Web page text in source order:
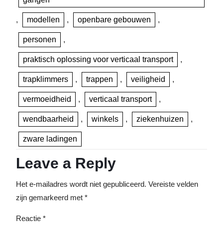
, modellen , openbare gebouwen ,
personen ,
praktisch oplossing voor verticaal transport ,
trapklimmers , trappen , veiligheid ,
vermoeidheid , verticaal transport ,
wendbaarheid , winkels , ziekenhuizen ,
zware ladingen
Leave a Reply
Het e-mailadres wordt niet gepubliceerd. Vereiste velden
zijn gemarkeerd met *
Reactie *